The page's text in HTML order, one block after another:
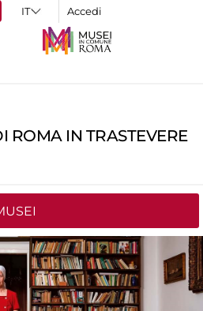
Accedi
ROMA IN TRASTEVERE